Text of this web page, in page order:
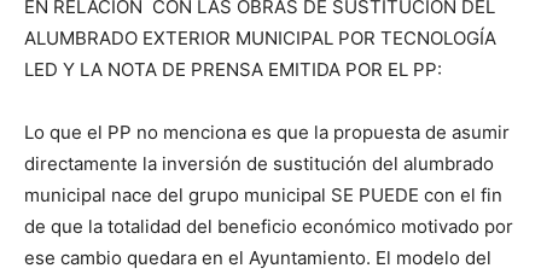
EN RELACIÓN CON LAS OBRAS DE SUSTITUCIÓN DEL
ALUMBRADO EXTERIOR MUNICIPAL POR TECNOLOGÍA
LED Y LA NOTA DE PRENSA EMITIDA POR EL PP:
Lo que el PP no menciona es que la propuesta de asumir
directamente la inversión de sustitución del alumbrado
municipal nace del grupo municipal SE PUEDE con el fin
de que la totalidad del beneficio económico motivado por
ese cambio quedara en el Ayuntamiento. El modelo del